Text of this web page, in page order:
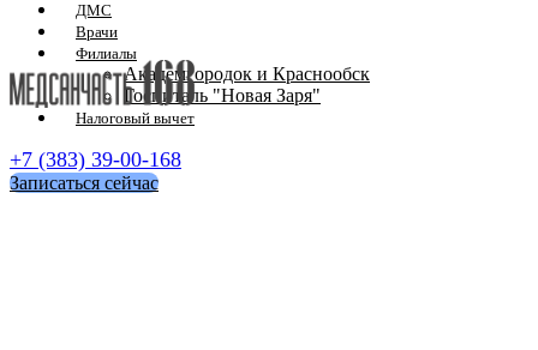
ДМС
Врачи
Филиалы
Академгородок и Краснообск
Госпиталь "Новая Заря"
Налоговый вычет
+7 (383) 39-00-168
Записаться сейчас